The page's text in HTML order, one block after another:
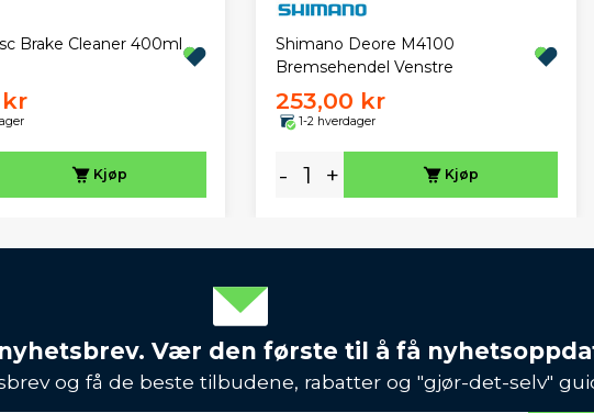
Brake Cleaner 400ml
kr
Kjøp
Shimano Deore M4100
Bremsehendel Venstre
253,00 kr
1-2 hverdager
- + Kjøp
Vær den første til å få
og få de beste tilbudene, rabatter og "gjør-det-selv"